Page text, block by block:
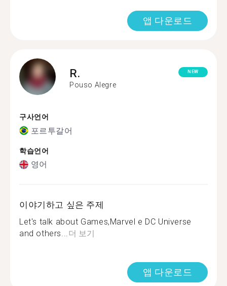
앱 다운로드
R.
Pouso Alegre
NEW
구사언어
포르투갈어
학습언어
영어
이야기하고 싶은 주제
Let's talk about Games,Marvel e DC Universe
and others...더 보기
앱 다운로드